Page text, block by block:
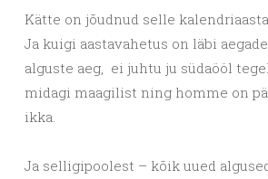
Kätte on jõudnud selle
Ja kuigi aastavahetus on läbi
alguste aeg, ei juhtu ju südaööl
midagi maagilist ning homme on
ikka.
Ja selligipoolest – kõik uued